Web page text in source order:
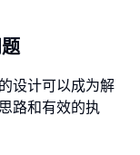
设计可以成为解
路和有效的执